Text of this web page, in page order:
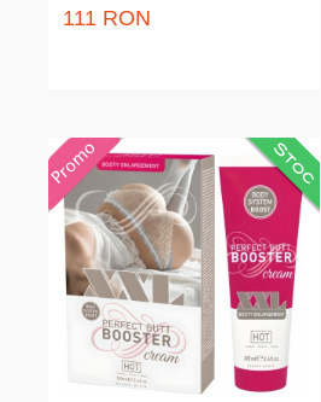
111 RON
Cremă pentru mărirea feselor
care intensifică vizibil volumul și
fermitatea. Micșorează aspectul
lăsat în câteva săptămâni,
grăbește rezultatele îndată ce
este folosită cu exerciții; absorbție
grabnică și parfum discret pentru
exploatare zilnică confidențială.
Potrivește‑se rutinei acasă pentru
transformare normală lipsit de
operații.